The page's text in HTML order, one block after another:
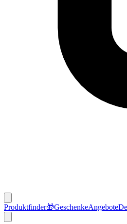
Produktfinder🎁GeschenkeAngebote